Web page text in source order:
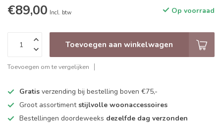
€89,00 Incl. btw Op voorraad
Toevoegen aan winkelwagen
Toevoegen om te vergelijken
Gratis verzending bij bestelling boven €75,-
Groot assortiment stijlvolle woonaccessoires
Bestellingen doordeweeks dezelfde dag verzonden